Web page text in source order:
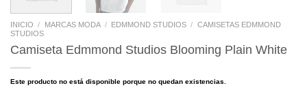
INICIO / MARCAS MODA / EDMMOND STUDIOS / CAMISETAS EDMMOND
STUDIOS
Camiseta Edmmond Studios Blooming Plain White
Este producto no está disponible porque no quedan existencias.